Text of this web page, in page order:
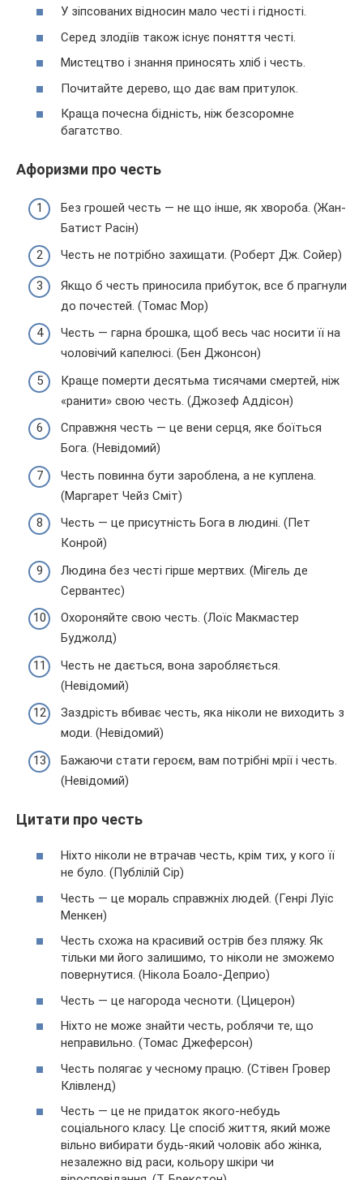
У зіпсованих відносин мало честі і гідності.
Серед злодіїв також існує поняття честі.
Мистецтво і знання приносять хліб і честь.
Почитайте дерево, що дає вам притулок.
Краща почесна бідність, ніж безсоромне
багатство.
Афоризми про честь
Без грошей честь — не що інше, як хвороба. (Жан-
Батист Расін)
Честь не потрібно захищати. (Роберт Дж. Сойер)
Якщо б честь приносила прибуток, все б прагнули
до почестей. (Томас Мор)
Честь — гарна брошка, щоб весь час носити її на
чоловічий капелюсі. (Бен Джонсон)
Краще померти десятьма тисячами смертей, ніж
«ранити» свою честь. (Джозеф Аддісон)
Справжня честь — це вени серця, яке боїться
Бога. (Невідомий)
Честь повинна бути зароблена, а не куплена.
(Маргарет Чейз Сміт)
Честь — це присутність Бога в людині. (Пет
Конрой)
Людина без честі гірше мертвих. (Мігель де
Сервантес)
Охороняйте свою честь. (Лоїс Макмастер
Буджолд)
Честь не дається, вона заробляється.
(Невідомий)
Заздрість вбиває честь, яка ніколи не виходить з
моди. (Невідомий)
Бажаючи стати героєм, вам потрібні мрії і честь.
(Невідомий)
Цитати про честь
Ніхто ніколи не втрачав честь, крім тих, у кого її
не було. (Публілій Сір)
Честь — це мораль справжніх людей. (Генрі Луїс
Менкен)
Честь схожа на красивий острів без пляжу. Як
тільки ми його залишимо, то ніколи не зможемо
повернутися. (Нікола Боало-Деприо)
Честь — це нагорода чесноти. (Цицерон)
Ніхто не може знайти честь, роблячи те, що
неправильно. (Томас Джеферсон)
Честь полягає у чесному працю. (Стівен Гровер
Клівленд)
Честь — це не придаток якого-небудь
соціального класу. Це спосіб життя, який може
вільно вибирати будь-який чоловік або жінка,
незалежно від раси, кольору шкіри чи